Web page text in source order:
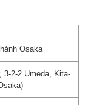
Osaka
3-2-2 Umeda, Kita-